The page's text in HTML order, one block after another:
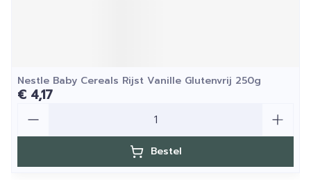
Nestle Baby Cereals Rijst Vanille Glutenvrij 250g
€ 4,17
Bestel